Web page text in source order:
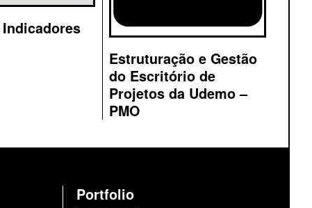
Estruturação e Gestão
do Escritório de
Projetos da Udemo –
PMO
Portfolio